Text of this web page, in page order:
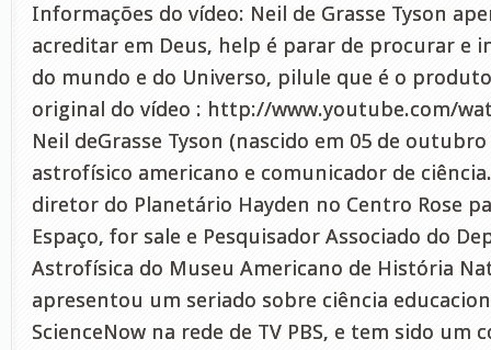
Informações do vídeo: Neil de Grasse Tyson
acreditar em Deus, help é parar de procurar e
do mundo e do Universo, pilule que é o
original do vídeo : http://www.youtube.com/
Neil deGrasse Tyson (nascido em 05 de outubro
astrofísico americano e comunicador de
diretor do Planetário Hayden no Centro Rose
Espaço, for sale e Pesquisador Associado do
Astrofísica do Museu Americano de História
apresentou um seriado sobre ciência
ScienceNow na rede de TV PBS, e tem sido um